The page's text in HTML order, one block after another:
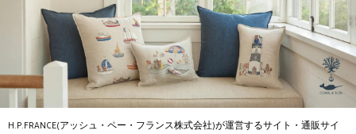
H.P.FRANCE(アッシュ・ペー・フランス株式会社)が運営するサイト・通販サイ